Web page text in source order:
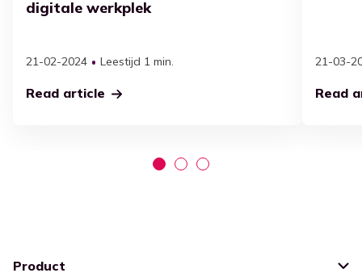
digitale werkplek
21-02-2024 Leestijd 1 min.
Read article
21-03-
Read
Product